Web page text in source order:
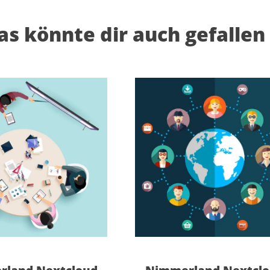
könnte dir auch
Dieses Produkt weist mehrere Varianten auf. Die Optionen können auf der Produktseite gewählt werden Dieses Produkt weist mehrere Varianten auf. Die Optionen können auf der Produktseite gewählt werden